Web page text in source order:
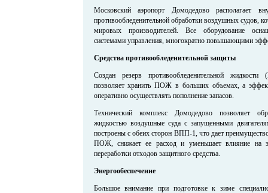
Московский аэропорт Домодедово располагает
противообледенительной обработки воздушных судов,
мировых производителей. Все оборудование
системами управления, многократно повышающими
Средства противообледенительной защиты
Создан резерв противообледенительной
позволяет хранить ПОЖ в больших объемах, а
оперативно осуществлять пополнение запасов.
Технический комплекс Домодедово позволяет
жидкостью воздушные суда с запущенными
построены с обеих сторон ВПП-1, что дает
ПОЖ, снижает ее расход и уменьшает влияние на
переработки отходов защитного средства.
Энергообеспечение
Большое внимание при подготовке к зиме